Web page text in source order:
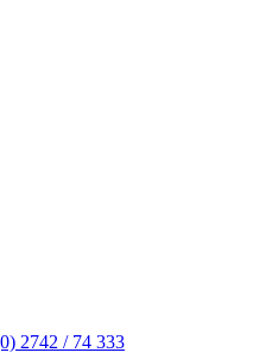
2742 / 74 333